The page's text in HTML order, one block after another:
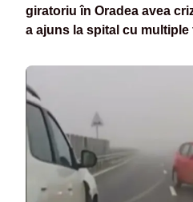
giratoriu în Oradea avea
a ajuns la spital cu multiple